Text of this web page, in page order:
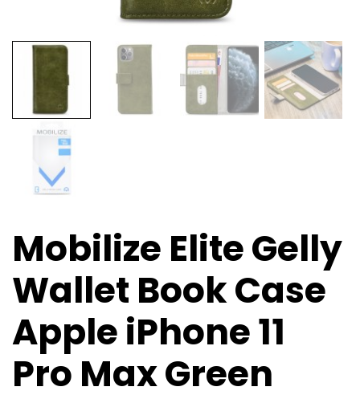
Mobilize Elite Gelly
Wallet Book Case
Apple iPhone 11
Pro Max Green